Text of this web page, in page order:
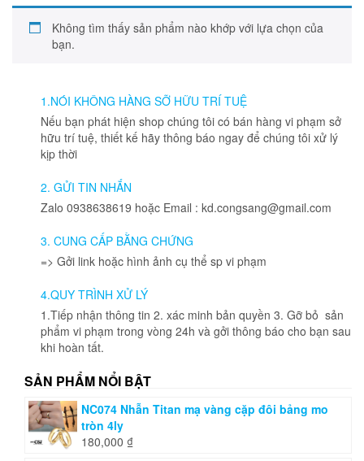
Không tìm thấy sản phẩm nào khớp với lựa chọn của
bạn.
1.NÓI KHÔNG HÀNG SỠ HỮU TRÍ TUỆ
Nếu bạn phát hiện shop chúng tôi có bán hàng vi phạm sở
hữu trí tuệ, thiết kế hãy thông báo ngay để chúng tôi xử lý
kịp thời
2. GỬI TIN NHẮN
Zalo 0938638619 hoặc Email : kd.congsang@gmail.com
3. CUNG CẤP BẰNG CHỨNG
=> Gởi link hoặc hình ảnh cụ thể sp vi phạm
4.QUY TRÌNH XỬ LÝ
1.Tiếp nhận thông tin 2. xác minh bản quyền 3. Gỡ bỏ sản
phẩm vi phạm trong vòng 24h và gởi thông báo cho bạn sau
khi hoàn tất.
SẢN PHẨM NỔI BẬT
NC074 Nhẫn Titan mạ vàng cặp đôi bảng mo
tròn 4ly
180,000 ₫